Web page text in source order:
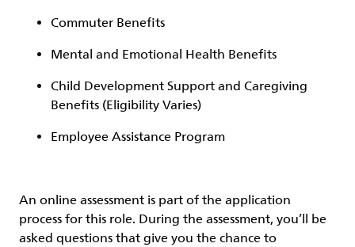
Commuter Benefits
Mental and Emotional Health Benefits
Child Development Support and Caregiving
Benefits (Eligibility Varies)
Employee Assistance Program
An online assessment is part of the application
process for this role. During the assessment, you’ll be
asked questions that give you the chance to